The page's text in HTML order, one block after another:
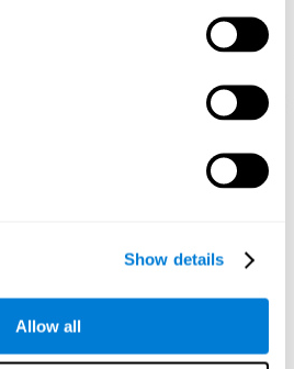
Show details
Allow all
ما يحدث إن مل أدرّب
يستخدمها. إن لم نستخدم مهارة معرفية، لا
التنشيط العصبي، في يصبح ضعيفاً. إن لم